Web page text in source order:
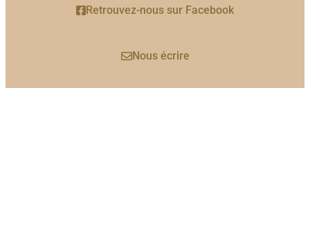
Retrouvez-nous sur Facebook
Nous écrire